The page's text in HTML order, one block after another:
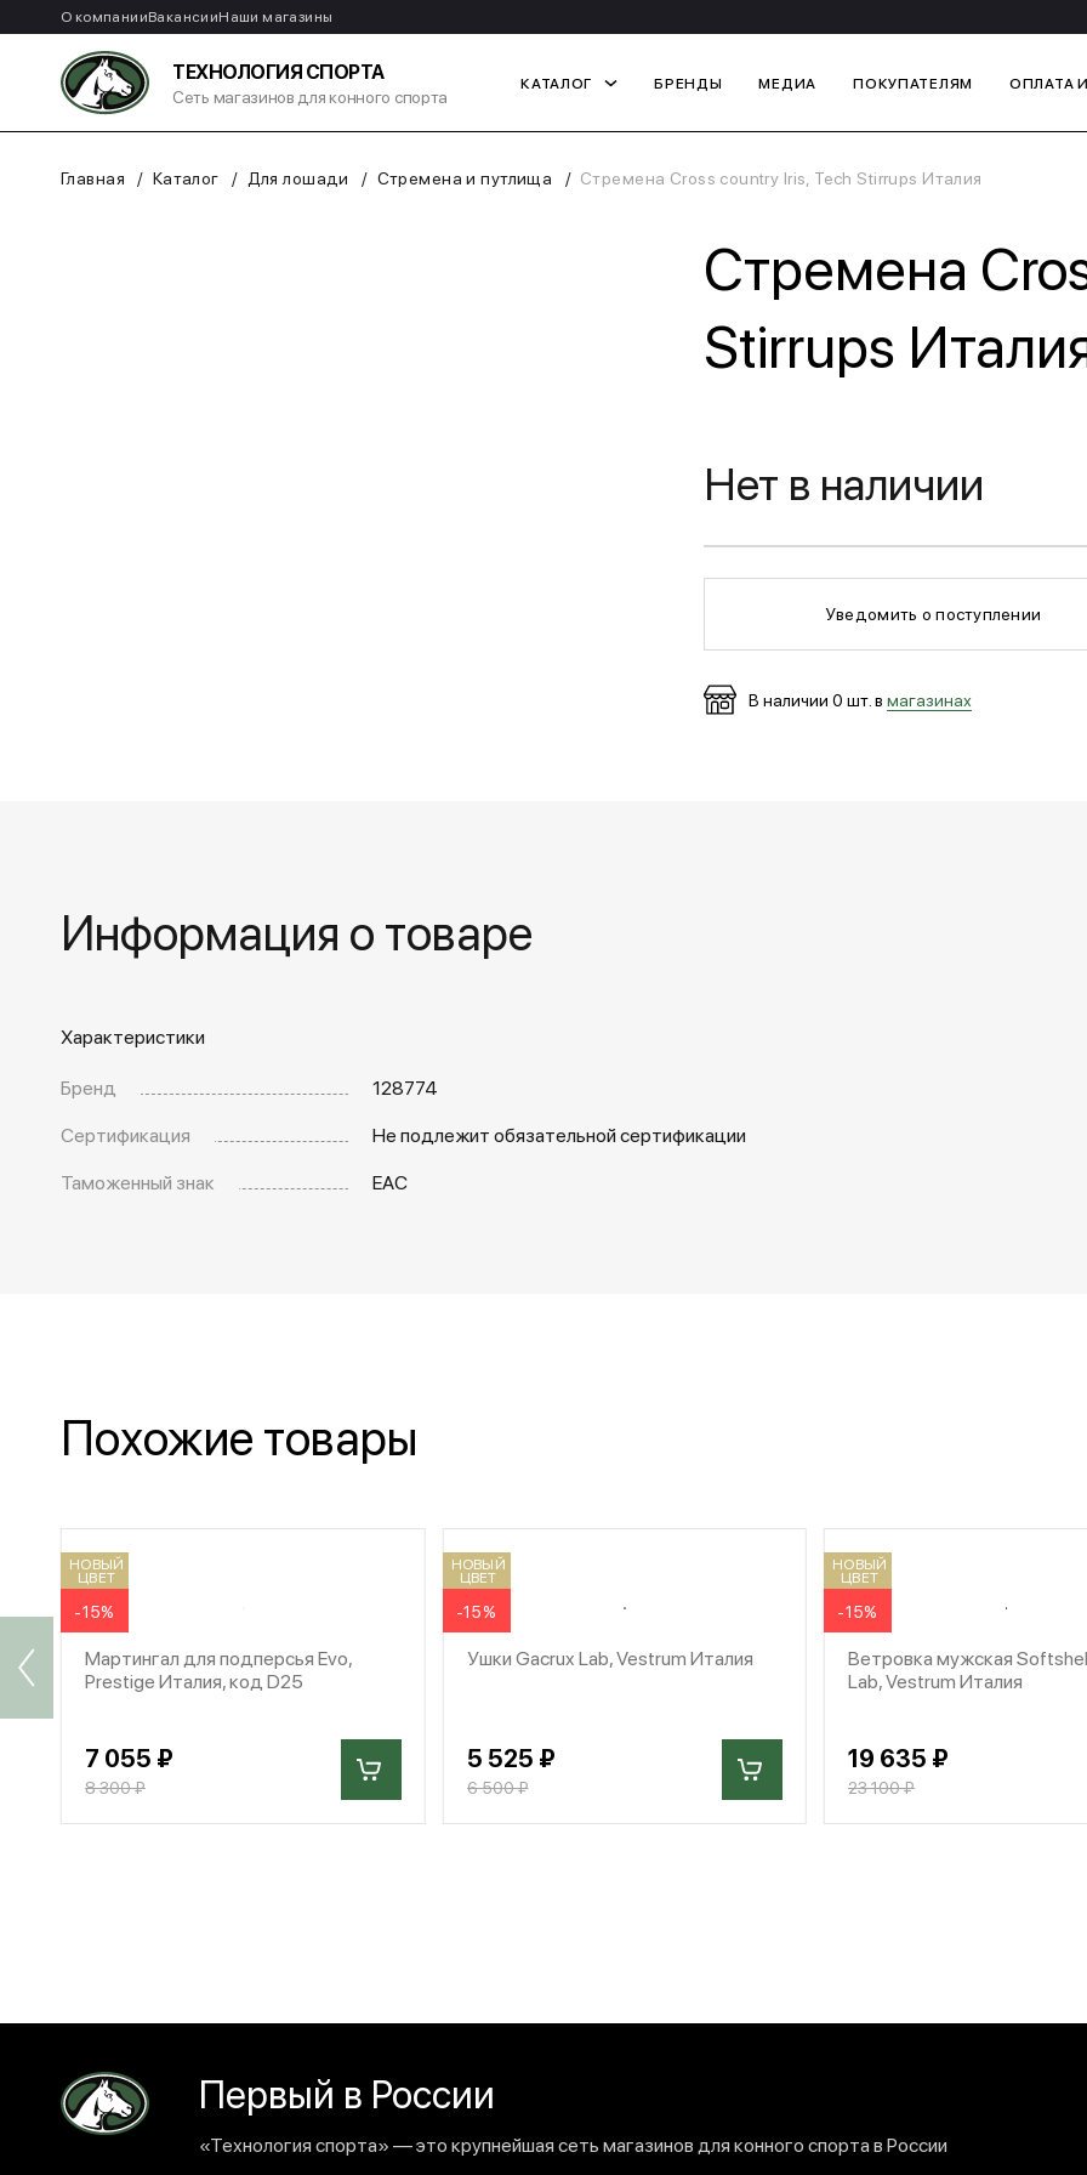
О компанииВакансииНаши магазины
ТЕХНОЛОГИЯ СПОРТА
Сеть магазинов для конного спорта
КАТАЛОГ БРЕНДЫ МЕДИА ПОКУПАТЕЛЯМ ОПЛАТА
Главная Каталог Для лошади Стремена и путлища Стремена Cross country Iris, Tech Stirrups Италия
Стремена
Stirrups
Нет в наличии
Уведомить о поступлении
В наличии 0 шт. в магазинах
Информация о товаре
Характеристики
Бренд
128774
Сертификация
Не подлежит обязательной сертификации
Таможенный знак
EAC
Похожие товары
НОВЫЙ
ЦВЕТ
-15%
Мартингал для подперсья Evo,
Prestige Италия, код D25
7 055 ₽
8 300 ₽
НОВЫЙ
ЦВЕТ
-15%
Ушки Gacrux Lab, Vestrum Италия
5 525 ₽
6 500 ₽
НОВЫЙ
ЦВЕТ
-15%
Ветровка мужская
Lab, Vestrum Италия
19 635 ₽
23 100 ₽
Первый в России
«Технология спорта» — это крупнейшая сеть магазинов для конного спорта в России